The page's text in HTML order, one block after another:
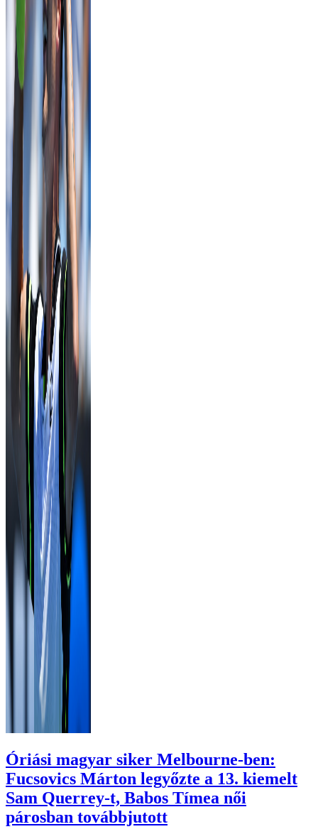
Óriási magyar siker Melbourne-ben:
Fucsovics Márton legyőzte a 13. kiemelt
Sam Querrey-t, Babos Tímea női
párosban továbbjutott